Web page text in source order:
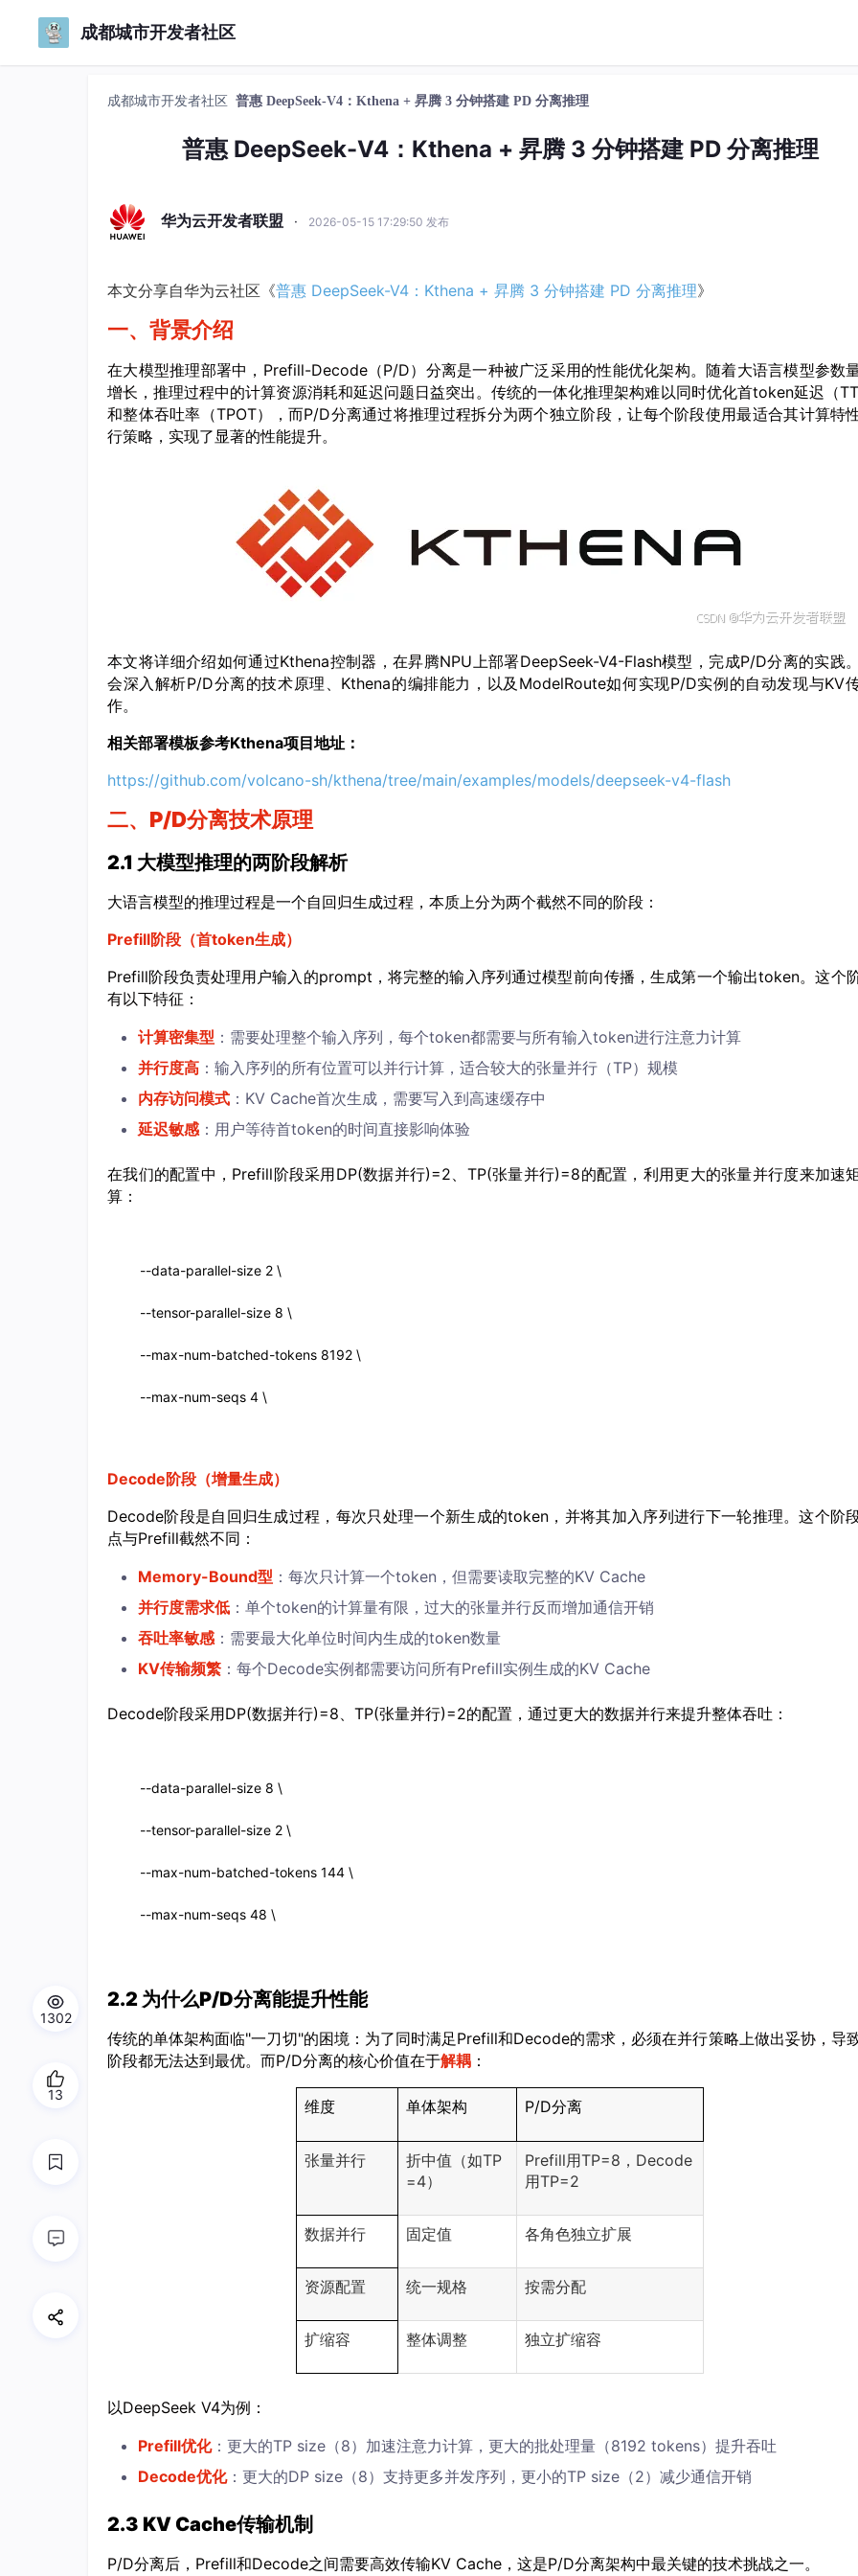
成都城市开发者社区
成都城市开发者社区 普惠 DeepSeek-V4：Kthena + 昇腾 3 分钟搭建 PD 分离推理
普惠 DeepSeek-V4：Kthena + 昇腾 3 分钟搭建 PD 分离推理
华为云开发者联盟 · 2026-05-15 17:29:50 发布
本文分享自华为云社区《普惠 DeepSeek-V4：Kthena + 昇腾 3 分钟搭建 PD 分离推理》
一、背景介绍
在大模型推理部署中，Prefill-Decode（P/D）分离是一种被广泛采用的性能优化架构。随着大语言模型参数
增长，推理过程中的计算资源消耗和延迟问题日益突出。传统的一体化推理架构难以同时优化首token延迟（
和整体吞吐率（TPOT），而P/D分离通过将推理过程拆分为两个独立阶段，让每个阶段使用最适合其计算特
行策略，实现了显著的性能提升。
本文将详细介绍如何通过Kthena控制器，在昇腾NPU上部署DeepSeek-V4-Flash模型，完成P/D分离的实践
会深入解析P/D分离的技术原理、Kthena的编排能力，以及ModelRoute如何实现P/D实例的自动发现与KV
作。
相关部署模板参考Kthena项目地址：
https://github.com/volcano-sh/kthena/tree/main/examples/models/deepseek-v4-flash
二、P/D分离技术原理
2.1 大模型推理的两阶段解析
大语言模型的推理过程是一个自回归生成过程，本质上分为两个截然不同的阶段：
Prefill阶段（首token生成）
Prefill阶段负责处理用户输入的prompt，将完整的输入序列通过模型前向传播，生成第一个输出token。这个
有以下特征：
计算密集型 ：需要处理整个输入序列，每个token都需要与所有输入token进行注意力计算
并行度高 ：输入序列的所有位置可以并行计算，适合较大的张量并行（TP）规模
内存访问模式 ：KV Cache首次生成，需要写入到高速缓存中
延迟敏感：用户等待首token的时间直接影响体验
在我们的配置中，Prefill阶段采用DP(数据并行)=2、TP(张量并行)=8的配置，利用更大的张量并行度来加速
算：
--data-parallel-size 2 \
--tensor-parallel-size 8 \
--max-num-batched-tokens 8192 \
--max-num-seqs 4 \
Decode阶段（增量生成）
Decode阶段是自回归生成过程，每次只处理一个新生成的token，并将其加入序列进行下一轮推理。这个阶
点与Prefill截然不同：
Memory-Bound型 ：每次只计算一个token，但需要读取完整的KV Cache
并行度需求低 ：单个token的计算量有限，过大的张量并行反而增加通信开销
吞吐率敏感：需要最大化单位时间内生成的token数量
KV传输频繁 ：每个Decode实例都需要访问所有Prefill实例生成的KV Cache
Decode阶段采用DP(数据并行)=8、TP(张量并行)=2的配置，通过更大的数据并行来提升整体吞吐：
--data-parallel-size 8 \
--tensor-parallel-size 2 \
--max-num-batched-tokens 144 \
--max-num-seqs 48 \
2.2 为什么P/D分离能提升性能
传统的单体架构面临"一刀切"的困境：为了同时满足Prefill和Decode的需求，必须在并行策略上做出妥协，导
阶段都无法达到最优。而P/D分离的核心价值在于解耦 ：
维度 单体架构 P/D分离
张量并行
折中值（如TP
=4）
Prefill用TP=8，Decode
用TP=2
数据并行 固定值 各角色独立扩展
资源配置 统一规格 按需分配
扩缩容 整体调整 独立扩缩容
以DeepSeek V4为例：
Prefill优化：更大的TP size（8）加速注意力计算，更大的批处理量（8192 tokens）提升吞吐
Decode优化：更大的DP size（8）支持更多并发序列，更小的TP size（2）减少通信开销
2.3 KV Cache传输机制
P/D分离后，Prefill和Decode之间需要高效传输KV Cache，这是P/D分离架构中最关键的技术挑战之一。
1302
13